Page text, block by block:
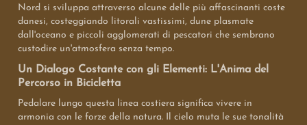
Nord si sviluppa attraverso alcune delle più affascinanti coste
danesi, costeggiando litorali vastissimi, dune plasmate
dall'oceano e piccoli agglomerati di pescatori che sembrano
custodire un'atmosfera senza tempo.
Un Dialogo Costante con gli Elementi: L'Anima del
Percorso in Bicicletta
Pedalare lungo questa linea costiera significa vivere in
armonia con le forze della natura. Il cielo muta le sue tonalità